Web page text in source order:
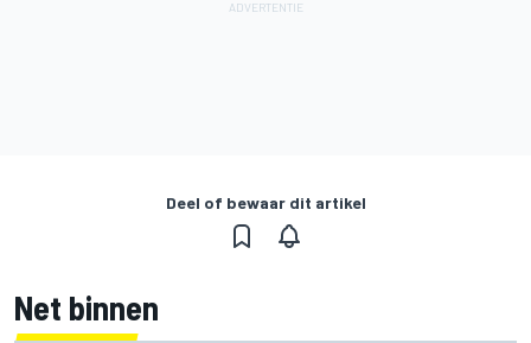
Deel of bewaar dit artikel
Net binnen